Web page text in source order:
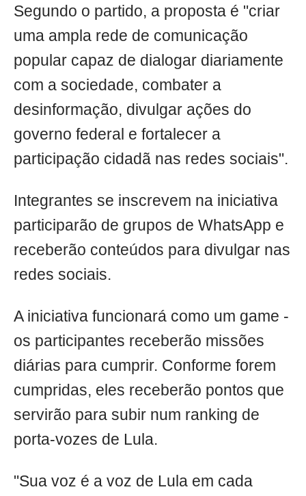
Segundo o partido, a proposta é "criar
uma ampla rede de comunicação
popular capaz de dialogar diariamente
com a sociedade, combater a
desinformação, divulgar ações do
governo federal e fortalecer a
participação cidadã nas redes sociais".
Integrantes se inscrevem na iniciativa
participarão de grupos de WhatsApp e
receberão conteúdos para divulgar nas
redes sociais.
A iniciativa funcionará como um game -
os participantes receberão missões
diárias para cumprir. Conforme forem
cumpridas, eles receberão pontos que
servirão para subir num ranking de
porta-vozes de Lula.
"Sua voz é a voz de Lula em cada